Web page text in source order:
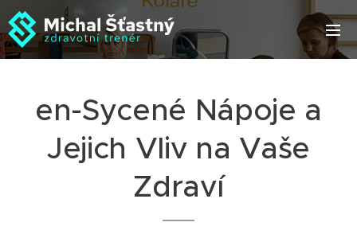
en-Sycené Nápoje a
Jejich Vliv na Vaše
Zdraví